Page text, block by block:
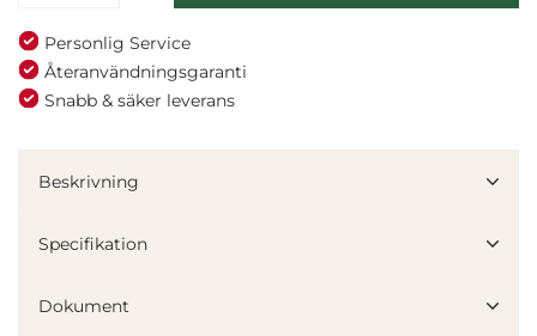
Personlig Service
Återanvändningsgaranti
Snabb & säker leverans
Beskrivning
Specifikation
Dokument